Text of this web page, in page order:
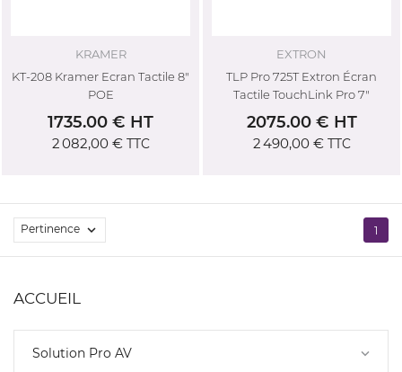
ACCUEIL
Solution Pro AV keyboard_arrow_down
KRAMER
KT-208 Kramer Ecran Tactile 8"
POE
1735.00 € HT
2 082,00 €TTC
EXTRON
TLP Pro 725T Extron Écran
Tactile TouchLink Pro 7"
2075.00 € HT
2 490,00 €TTC
Pertinence  1